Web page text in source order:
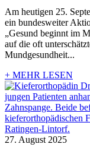
Am heutigen 25.
ein bundesweiter
„Gesund beginnt im
auf die oft
Mundgesundheit...
+ MEHR LESEN
27. August 2025